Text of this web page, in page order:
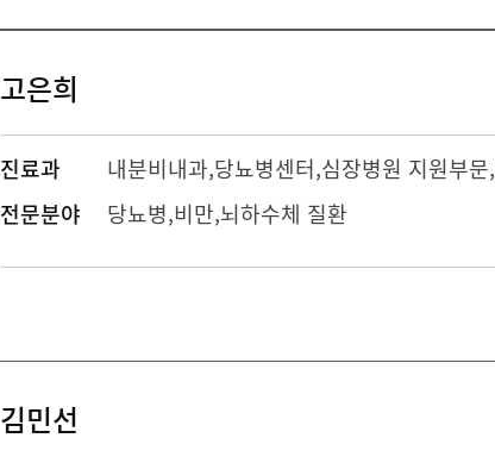
고은희
진료과 내분비내과,당뇨병센터,심장병원 지원부문,
전문분야
당뇨병,비만,뇌하수체 질환
김민선